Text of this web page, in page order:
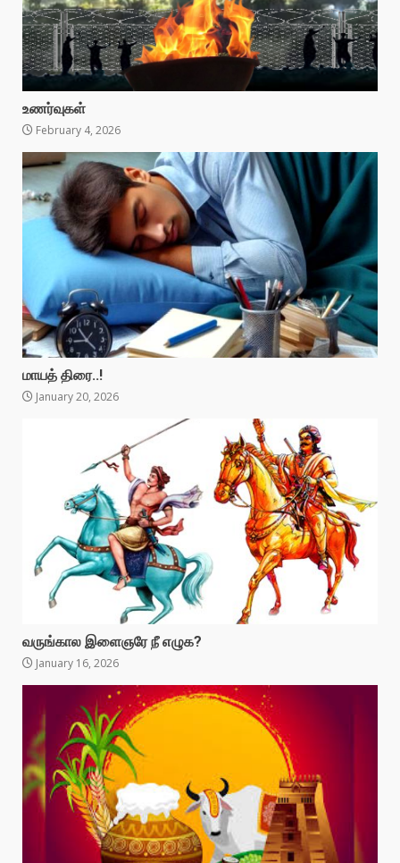
உணர்வுகள்
February 4, 2026
மாயத் திரை..!
January 20, 2026
வருங்கால இளைஞரே நீ எழுக?
January 16, 2026